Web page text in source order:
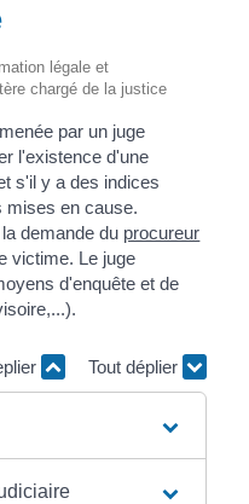
légale et
chargé de la justice
par un juge
l'existence d'une
s'il y a des indices
mises en cause.
demande du procureur
victime. Le juge
d'enquête et de
Tout déplier